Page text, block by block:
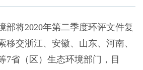
将2020年第二季度环评文件复
移交浙江、安徽、山东、河南、
7省（区）生态环境部门，目